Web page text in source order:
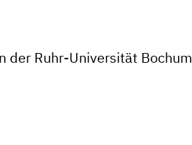
der Ruhr-Universität Bochum